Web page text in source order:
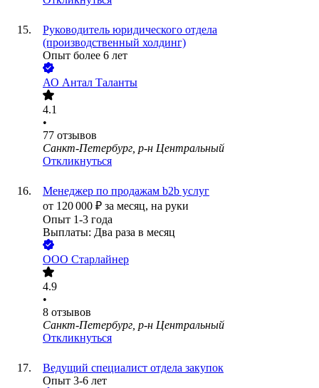
Руководитель юридического отдела
(производственный холдинг)
Опыт более 6 лет
АО Антал Таланты
4.1
•
77 отзывов
Санкт-Петербург, р-н Центральный
Откликнуться
Менеджер по продажам b2b услуг
от 120 000 ₽ за месяц, на руки
Опыт 1-3 года
Выплаты: Два раза в месяц
ООО Старлайнер
4.9
•
8 отзывов
Санкт-Петербург, р-н Центральный
Откликнуться
Ведущий специалист отдела закупок
Опыт 3-6 лет